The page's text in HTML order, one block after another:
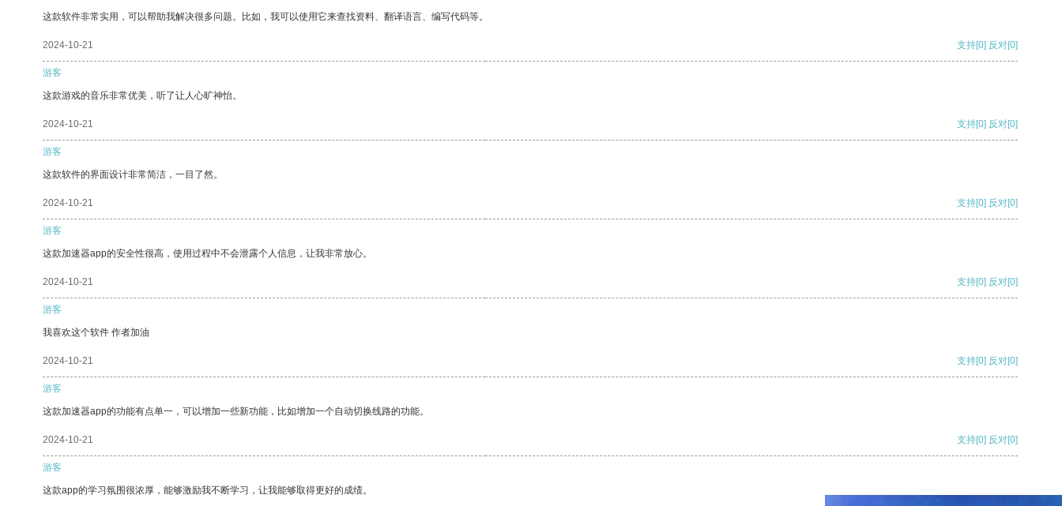
这款软件非常实用，可以帮助我解决很多问题。比如，我可以使用它来查找资料、翻译语言、编写代码等。
2024-10-21 支持[0] 反对[0]
游客
这款游戏的音乐非常优美，听了让人心旷神怡。
2024-10-21 支持[0] 反对[0]
游客
这款软件的界面设计非常简洁，一目了然。
2024-10-21 支持[0] 反对[0]
游客
这款加速器app的安全性很高，使用过程中不会泄露个人信息，让我非常放心。
2024-10-21 支持[0] 反对[0]
游客
我喜欢这个软件 作者加油
2024-10-21 支持[0] 反对[0]
游客
这款加速器app的功能有点单一，可以增加一些新功能，比如增加一个自动切换线路的功能。
2024-10-21 支持[0] 反对[0]
游客
这款app的学习氛围很浓厚，能够激励我不断学习，让我能够取得更好的成绩。